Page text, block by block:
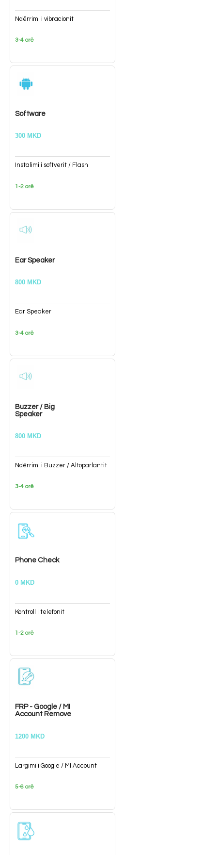
Ndërrimi i vibracionit
3-4 orë
Software
300 MKD
Instalimi i softverit / Flash
1-2 orë
Ear Speaker
800 MKD
Ear Speaker
3-4 orë
Buzzer / Big
Speaker
800 MKD
Ndërrimi i Buzzer / Altoparlantit
3-4 orë
Phone Check
0 MKD
Kontroll i telefonit
1-2 orë
FRP - Google / MI
Account Remove
1200 MKD
Largimi i Google / MI Account
5-6 orë